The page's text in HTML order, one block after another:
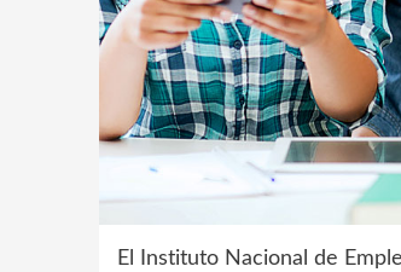
El Instituto Nacional de